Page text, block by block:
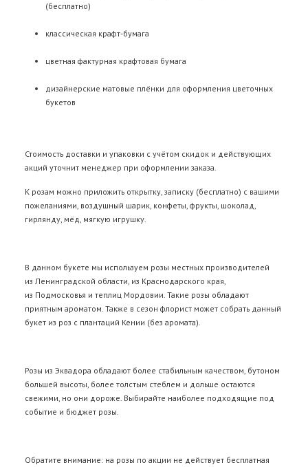
(бесплатно)
классическая крафт-бумага
цветная фактурная крафтовая бумага
дизайнерские матовые плёнки для оформления цветочных
букетов
Стоимость доставки и упаковки с учётом скидок и действующих
акций уточнит менеджер при оформлении заказа.
К розам можно приложить открытку, записку (бесплатно) с вашими
пожеланиями, воздушный шарик, конфеты, фрукты, шоколад,
гирлянду, мёд, мягкую игрушку.
В данном букете мы используем розы местных производителей
из Ленинградской области, из Краснодарского края,
из Подмосковья и теплиц Мордовии. Такие розы обладают
приятным ароматом. Также в сезон флорист может собрать данный
букет из роз с плантаций Кении (без аромата).
Розы из Эквадора обладают более стабильным качеством, бутоном
большей высоты, более толстым стеблем и дольше остаются
свежими, но они дороже. Выбирайте наиболее подходящие под
событие и бюджет розы.
Обратите внимание: на розы по акции не действует бесплатная